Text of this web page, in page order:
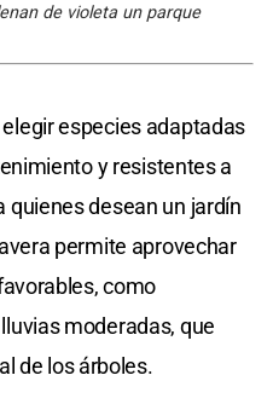
de violeta un parque
especies adaptadas
y resistentes a
quienes desean un jardín
permite aprovechar
como
moderadas, que
de los árboles.